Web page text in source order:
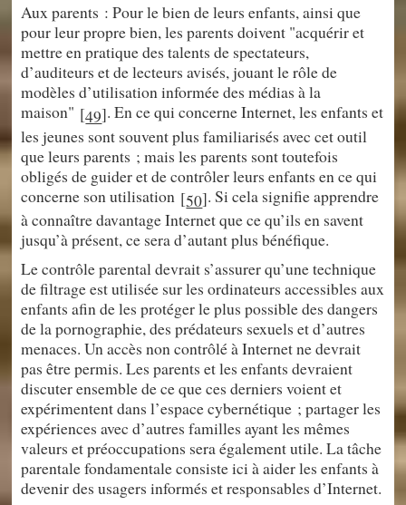
Aux parents : Pour le bien de leurs enfants, ainsi que
pour leur propre bien, les parents doivent "acquérir et
mettre en pratique des talents de spectateurs,
d’auditeurs et de lecteurs avisés, jouant le rôle de
modèles d’utilisation informée des médias à la
maison" [49]. En ce qui concerne Internet, les enfants et
les jeunes sont souvent plus familiarisés avec cet outil
que leurs parents ; mais les parents sont toutefois
obligés de guider et de contrôler leurs enfants en ce qui
concerne son utilisation [50]. Si cela signifie apprendre
à connaître davantage Internet que ce qu’ils en savent
jusqu’à présent, ce sera d’autant plus bénéfique.
Le contrôle parental devrait s’assurer qu’une technique
de filtrage est utilisée sur les ordinateurs accessibles aux
enfants afin de les protéger le plus possible des dangers
de la pornographie, des prédateurs sexuels et d’autres
menaces. Un accès non contrôlé à Internet ne devrait
pas être permis. Les parents et les enfants devraient
discuter ensemble de ce que ces derniers voient et
expérimentent dans l’espace cybernétique ; partager les
expériences avec d’autres familles ayant les mêmes
valeurs et préoccupations sera également utile. La tâche
parentale fondamentale consiste ici à aider les enfants à
devenir des usagers informés et responsables d’Internet.